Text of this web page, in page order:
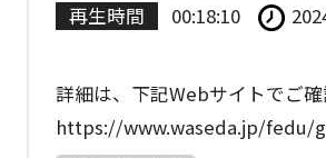
再生時間 00:18:10
詳細は、下記Webサイトでご確
https://www.waseda.jp/fedu/